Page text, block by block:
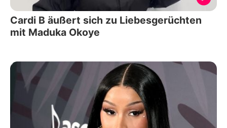
Cardi B äußert sich zu Liebesgerüchten
mit Maduka Okoye